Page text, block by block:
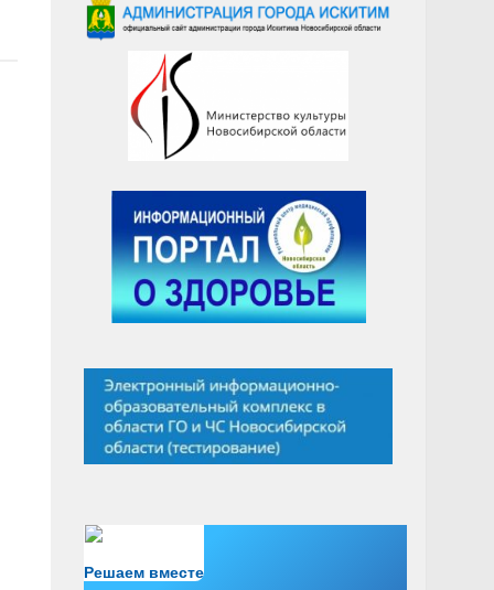
Решаем вместе